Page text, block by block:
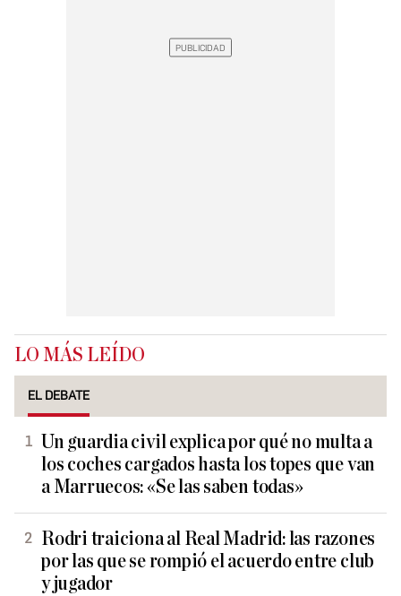
LO MÁS LEÍDO
EL DEBATE
Un guardia civil explica por qué no multa a
los coches cargados hasta los topes que van
a Marruecos: «Se las saben todas»
Rodri traiciona al Real Madrid: las razones
por las que se rompió el acuerdo entre club
y jugador